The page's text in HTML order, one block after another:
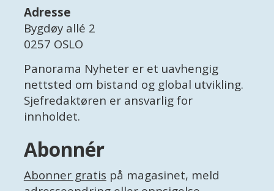
Adresse
Bygdøy allé 2
0257 OSLO
Panorama Nyheter er et uavhengig
nettsted om bistand og global utvikling.
Sjefredaktøren er ansvarlig for
innholdet.
Abonnér
Abonner gratis på magasinet, meld